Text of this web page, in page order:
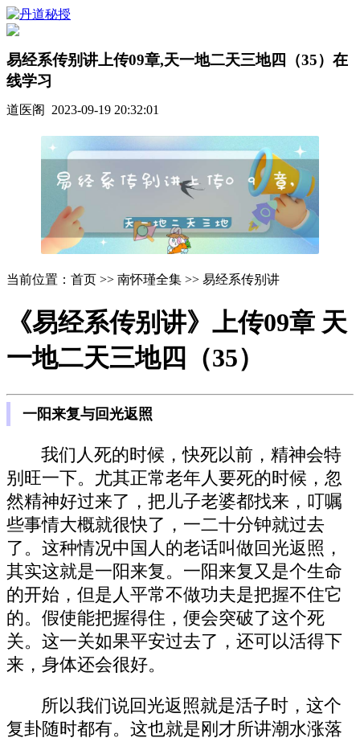
易经系传别讲上传09章,天一地二天三地四（35）在
线学习
道医阁 2023-09-19 20:32:01
当前位置：首页 >> 南怀瑾全集 >> 易经系传别讲
《易经系传别讲》上传09章 天
一地二天三地四（35）
一阳来复与回光返照
我们人死的时候，快死以前，精神会特
别旺一下。尤其正常老年人要死的时候，忽
然精神好过来了，把儿子老婆都找来，叮嘱
些事情大概就很快了，一二十分钟就过去
了。这种情况中国人的老话叫做回光返照，
其实这就是一阳来复。一阳来复又是个生命
的开始，但是人平常不做功夫是把握不住它
的。假使能把握得住，便会突破了这个死
关。这一关如果平安过去了，还可以活得下
来，身体还会很好。
所以我们说回光返照就是活子时，这个
复卦随时都有。这也就是刚才所讲潮水涨落